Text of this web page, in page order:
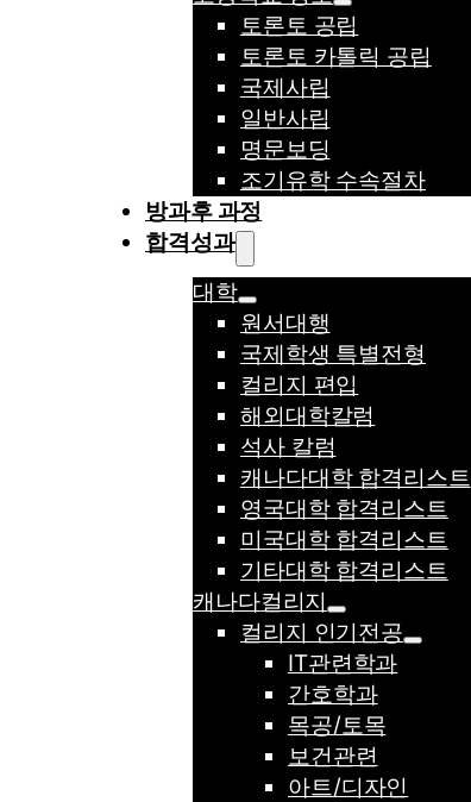
토론토 공립
토론토 카톨릭 공립
국제사립
일반사립
명문보딩
조기유학 수속절차
방과후 과정
합격성과
대학
원서대행
국제학생 특별전형
컬리지 편입
해외대학칼럼
석사 칼럼
캐나다대학 합격리스트
영국대학 합격리스트
미국대학 합격리스트
기타대학 합격리스트
캐나다컬리지
컬리지 인기전공
IT관련학과
간호학과
목공/토목
보건관련
아트/디자인